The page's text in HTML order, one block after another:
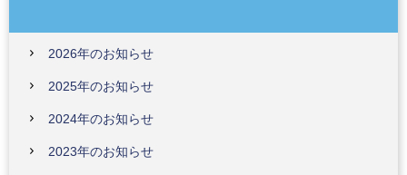
2026年のお知らせ
2025年のお知らせ
2024年のお知らせ
2023年のお知らせ